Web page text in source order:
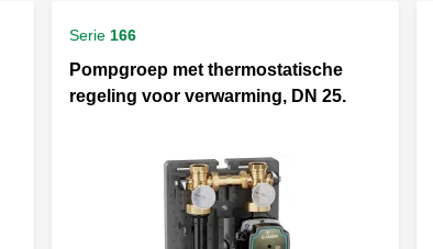
Serie 166
Pompgroep met thermostatische
regeling voor verwarming, DN 25.